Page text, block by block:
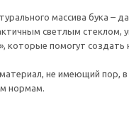
массива бука –
светлым стеклом,
которые помогут
не имеющий пор, в
нормам.